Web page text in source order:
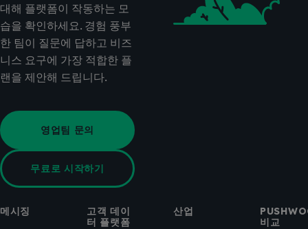
대해 플랫폼이 작동하는 모
습을 확인하세요. 경험 풍부
한 팀이 질문에 답하고 비즈
니스 요구에 가장 적합한 플
랜을 제안해 드립니다.
영업팀 문의
무료로 시작하기
메시징
고객 데이
터 플랫폼
산업
비교